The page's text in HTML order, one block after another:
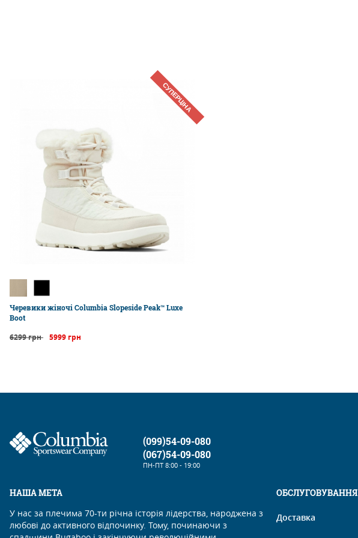
СУПЕРЦІНА
Черевики жіночі Columbia Slopeside Peak™ Luxe
Boot
6299 грн 5999 грн
(099)54-09-080
(067)54-09-080
ПН-ПТ 8:00 - 19:00
НАША МЕТА
У нас за плечима 70-ти річна історія лідерства, народжена з
любові до активного відпочинку. Тому, починаючи з
ОБСЛУГОВУВАННЯ
Доставка